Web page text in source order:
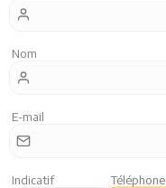
Restaurants
Animations
Nom
E-mail
Indicatif Téléphone